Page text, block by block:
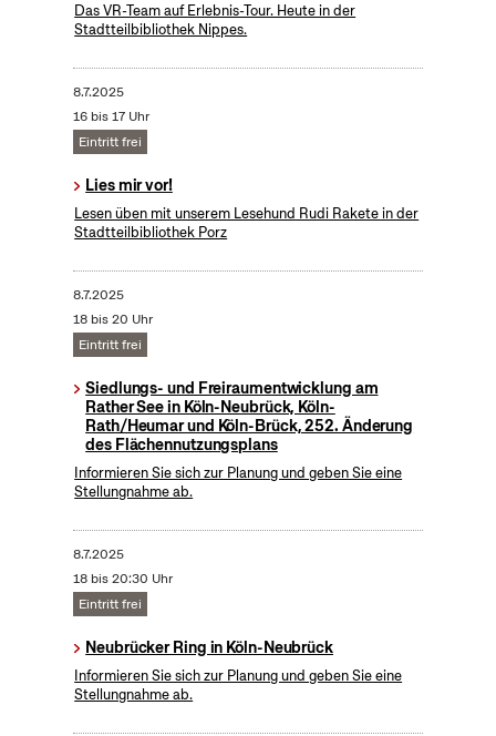
Das VR-Team auf Erlebnis-Tour. Heute in der
Stadtteilbibliothek Nippes.
8.7.2025
16 bis 17 Uhr
Eintritt frei
Lies mir vor!
Lesen üben mit unserem Lesehund Rudi Rakete in der
Stadtteilbibliothek Porz
8.7.2025
18 bis 20 Uhr
Eintritt frei
Siedlungs- und Freiraumentwicklung am
Rather See in Köln-Neubrück, Köln-
Rath/Heumar und Köln-Brück, 252. Änderung
des Flächennutzungsplans
Informieren Sie sich zur Planung und geben Sie eine
Stellungnahme ab.
8.7.2025
18 bis 20:30 Uhr
Eintritt frei
Neubrücker Ring in Köln-Neubrück
Informieren Sie sich zur Planung und geben Sie eine
Stellungnahme ab.